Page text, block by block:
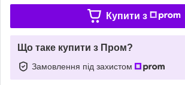
Купити з
Що таке купити з Пром?
Замовлення під захистом